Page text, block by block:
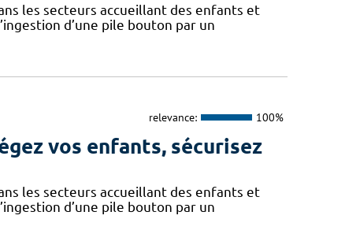
les secteurs accueillant des enfants et
d’une pile bouton par un
relevance: 100%
vos enfants, sécurisez
les secteurs accueillant des enfants et
d’une pile bouton par un